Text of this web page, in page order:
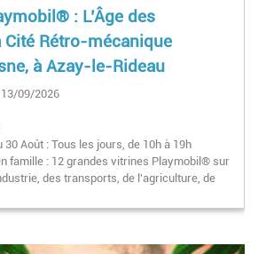
: L’Âge des
Cité Rétro-mécanique
à Azay-le-Rideau
09/2026
30 Août : Tous les jours, de 10h à 19h
famille : 12 grandes vitrines Playmobil® sur
des transports, de l'agriculture, de